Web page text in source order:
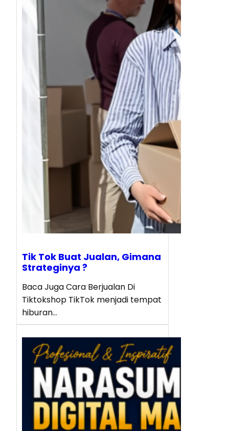
Tik Tok Buat Jualan, Gimana
Strateginya ?
Baca Juga Cara Berjualan Di
Tiktokshop TikTok menjadi tempat
hiburan…